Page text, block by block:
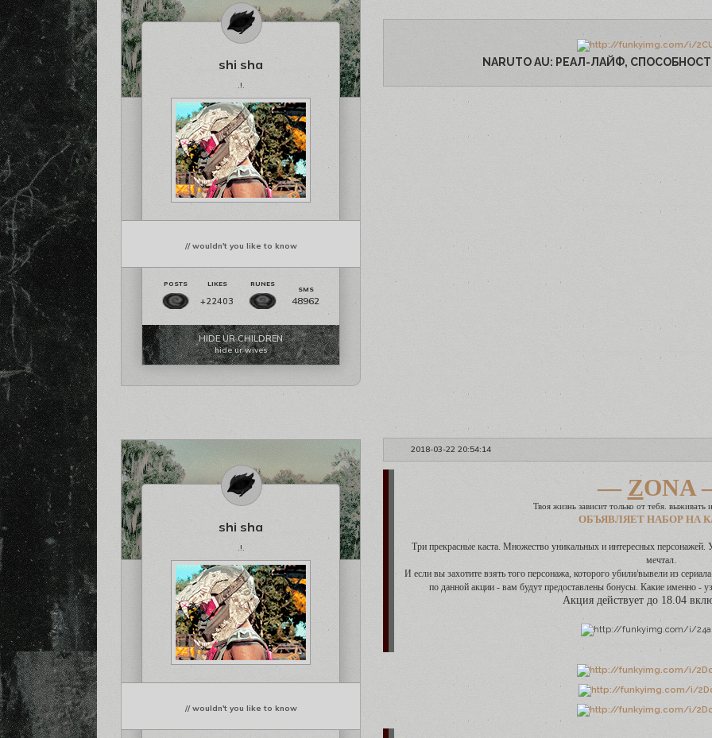
shi sha
.!.
// wouldn't you like to know
+22403 48962
HIDE UR CHILDREN
hide ur wives
NARUTO AU: РЕАЛ-ЛАЙФ,
2018-03-22 20:54:14
shi sha
.!.
// wouldn't you like to know
— ZONA
Твоя жизнь зависит только от тебя. выживать
ОБЪЯВЛЯЕТ НАБОР НА
Три прекрасные каста. Множество уникальных и интересных
мечтал.
И если вы захотите взять того персонажа, которого убили/вывели из
по данной акции - вам будут предоставлены бонусы. Какие именно -
Акция действует до 18.04